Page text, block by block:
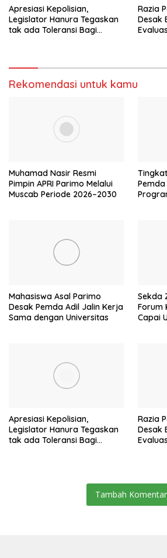
Apresiasi Kepolisian,
Legislator Hanura Tegaskan
tak ada Toleransi Bagi
Razia
Desak
Rekomendasi untuk kamu
Muhamad Nasir Resmi
Pimpin APRI Parimo Melalui
Muscab Periode 2026–2030
Mahasiswa Asal Parimo
Desak Pemda Adil Jalin Kerja
Sama dengan Universitas
Sekda
Forum
Capai
Apresiasi Kepolisian,
Legislator Hanura Tegaskan
tak ada Toleransi Bagi
Razia
Desak
Tambah Komentar